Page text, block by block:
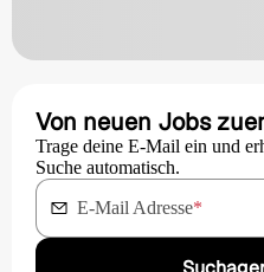
Von neuen Jobs
Trage deine E-Mail ein und
Suche automatisch.
E-Mail Adresse*